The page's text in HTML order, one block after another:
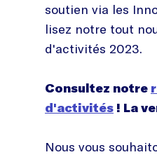
soutien via les
lisez notre tout
d'activités 2023.
Consultez notre
d'activités ! La
Nous vous